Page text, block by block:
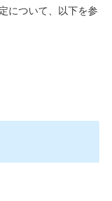
について、以下を参